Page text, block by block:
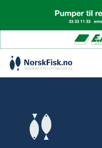
content